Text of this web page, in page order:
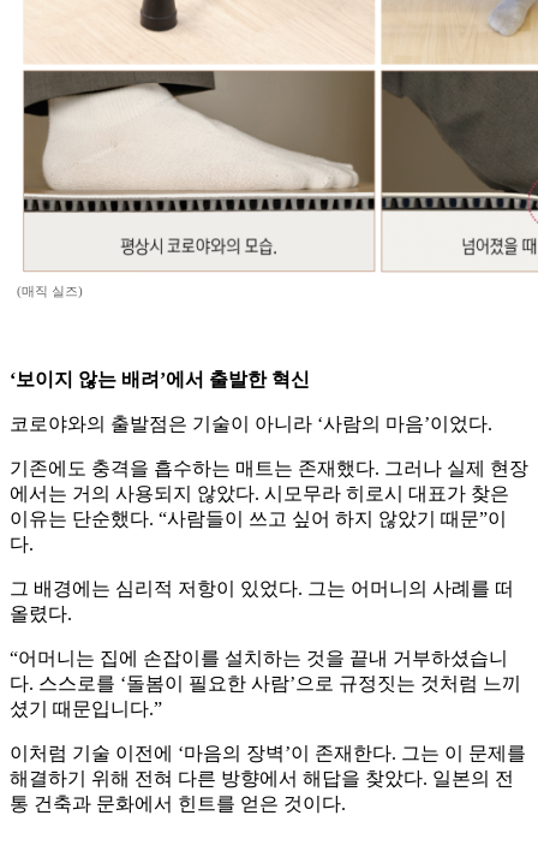
(매직 실즈)
‘보이지 않는 배려’에서 출발한 혁신
코로야와의 출발점은 기술이 아니라 ‘사람의 마음’이었다.
기존에도 충격을 흡수하는 매트는 존재했다. 그러나 실제 현장
에서는 거의 사용되지 않았다. 시모무라 히로시 대표가 찾은
이유는 단순했다. “사람들이 쓰고 싶어 하지 않았기 때문”이
다.
그 배경에는 심리적 저항이 있었다. 그는 어머니의 사례를 떠
올렸다.
“어머니는 집에 손잡이를 설치하는 것을 끝내 거부하셨습니
다. 스스로를 ‘돌봄이 필요한 사람’으로 규정짓는 것처럼 느끼
셨기 때문입니다.”
이처럼 기술 이전에 ‘마음의 장벽’이 존재한다. 그는 이 문제를
해결하기 위해 전혀 다른 방향에서 해답을 찾았다. 일본의 전
통 건축과 문화에서 힌트를 얻은 것이다.